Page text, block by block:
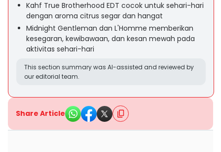
Kahf True Brotherhood EDT cocok untuk sehari-hari
dengan aroma citrus segar dan hangat
Midnight Gentleman dan L'Homme memberikan
kesegaran, kewibawaan, dan kesan mewah pada
aktivitas sehari-hari
This section summary was AI-assisted and reviewed by
our editorial team.
Share Article